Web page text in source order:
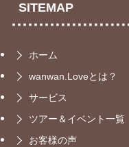
SITEMAP
ホーム
wanwan.Loveとは？
サービス
ツアー＆イベント一覧
お客様の声